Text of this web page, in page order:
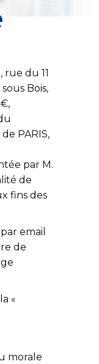
rue du 11
Bois,
PARIS,
par M.
de
fins des
email
de
«
morale